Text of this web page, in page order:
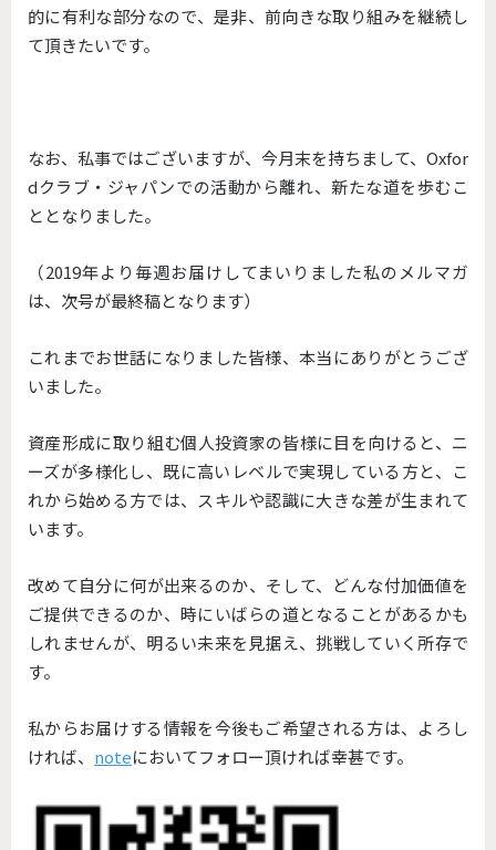
的に有利な部分なので、是非、前向きな取り組みを継続し
て頂きたいです。
なお、私事ではございますが、今月末を持ちまして、Oxfor
dクラブ・ジャパンでの活動から離れ、新たな道を歩むこ
ととなりました。
（2019年より毎週お届けしてまいりました私のメルマガ
は、次号が最終稿となります）
これまでお世話になりました皆様、本当にありがとうござ
いました。
資産形成に取り組む個人投資家の皆様に目を向けると、ニ
ーズが多様化し、既に高いレベルで実現している方と、こ
れから始める方では、スキルや認識に大きな差が生まれて
います。
改めて自分に何が出来るのか、そして、どんな付加価値を
ご提供できるのか、時にいばらの道となることがあるかも
しれませんが、明るい未来を見据え、挑戦していく所存で
す。
私からお届けする情報を今後もご希望される方は、よろし
ければ、 noteにおいてフォロー頂ければ幸甚です。